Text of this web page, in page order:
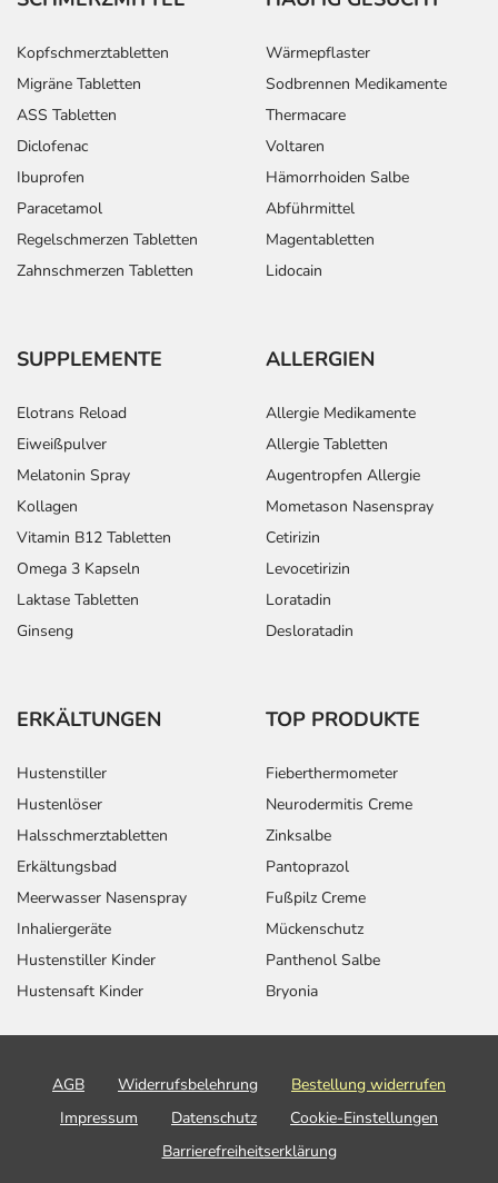
Kopfschmerztabletten
Migräne Tabletten
ASS Tabletten
Diclofenac
Ibuprofen
Paracetamol
Regelschmerzen Tabletten
Zahnschmerzen Tabletten
Wärmepflaster
Sodbrennen Medikamente
Thermacare
Voltaren
Hämorrhoiden Salbe
Abführmittel
Magentabletten
Lidocain
SUPPLEMENTE
Elotrans Reload
Eiweißpulver
Melatonin Spray
Kollagen
Vitamin B12 Tabletten
Omega 3 Kapseln
Laktase Tabletten
Ginseng
ALLERGIEN
Allergie Medikamente
Allergie Tabletten
Augentropfen Allergie
Mometason Nasenspray
Cetirizin
Levocetirizin
Loratadin
Desloratadin
ERKÄLTUNGEN
Hustenstiller
Hustenlöser
Halsschmerztabletten
Erkältungsbad
Meerwasser Nasenspray
Inhaliergeräte
Hustenstiller Kinder
Hustensaft Kinder
TOP PRODUKTE
Fieberthermometer
Neurodermitis Creme
Zinksalbe
Pantoprazol
Fußpilz Creme
Mückenschutz
Panthenol Salbe
Bryonia
AGB Widerrufsbelehrung
Bestellung widerrufen
Impressum
Datenschutz
Cookie-Einstellungen
Barrierefreiheitserklärung